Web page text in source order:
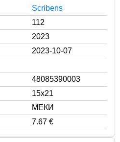
Scribens
112
2023
2023-10-07
48085390003
15x21
МЕКИ
7.67 €